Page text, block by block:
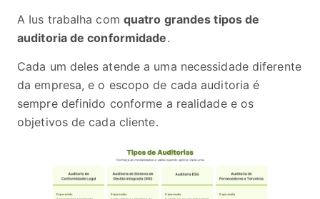
A Ius trabalha com quatro grandes tipos de
auditoria de conformidade.
Cada um deles atende a uma necessidade diferente
da empresa, e o escopo de cada auditoria é
sempre definido conforme a realidade e os
objetivos de cada cliente.